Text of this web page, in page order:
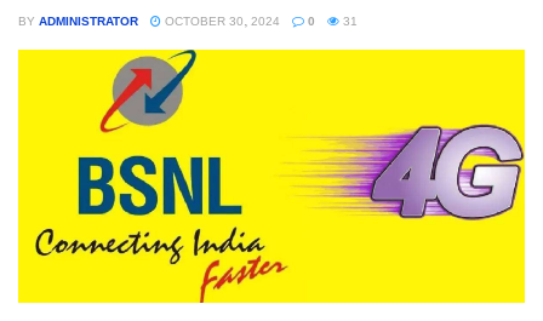
BY ADMINISTRATOR OCTOBER 30, 2024 0 31